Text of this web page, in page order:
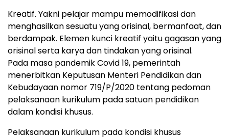
Kreatif. Yakni pelajar mampu memodifikasi dan
menghasilkan sesuatu yang orisinal, bermanfaat, dan
berdampak. Elemen kunci kreatif yaitu gagasan yang
orisinal serta karya dan tindakan yang orisinal.
Pada masa pandemik Covid 19, pemerintah
menerbitkan Keputusan Menteri Pendidikan dan
Kebudayaan nomor 719/P/2020 tentang pedoman
pelaksanaan kurikulum pada satuan pendidikan
dalam kondisi khusus.
Pelaksanaan kurikulum pada kondisi khusus